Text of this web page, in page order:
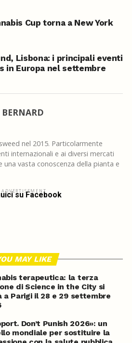
Cup torna a New York
Lisbona: i principali eventi
in Europa nel settembre
nel 2015. Particolarmente
internazionali e ai diversi mercati
una vasta conoscenza della pianta e
ADVERTISEMENT
su Facebook
MAY LIKE
terapeutica: la terza
di Science in the City si
a Parigi il 28 e 29 settembre
Don’t Punish 2026»: un
mondiale per sostituire la